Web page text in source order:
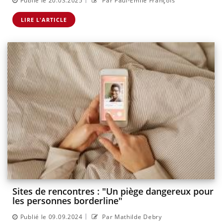
LIRE L'ARTICLE
Sites de rencontres : "Un piège dangereux pour
les personnes borderline"
Publié le 09.09.2024 | Par Mathilde Debry